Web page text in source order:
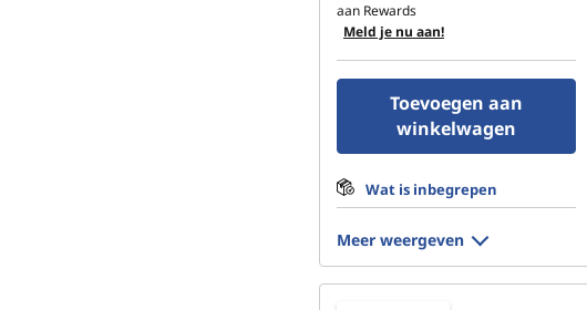
aan Rewards
Meld je nu aan!
Toevoegen aan
winkelwagen
Wat is inbegrepen
Meer weergeven